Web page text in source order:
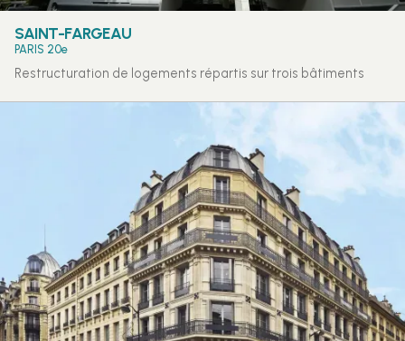
SAINT-FARGEAU
PARIS 20e
Restructuration de logements répartis sur trois bâtiments